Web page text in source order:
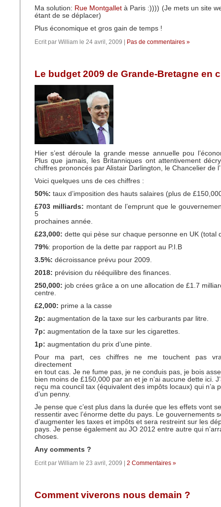
Ma solution: Rue Montgallet à Paris :)))) (Je mets un site
étant de se déplacer)
Plus économique et gros gain de temps !
Ecrit par William le 24 avril, 2009 | Pas de commentaires »
Le budget 2009 de Grande-Bretagne en
Hier s’est déroule la grande messe annuelle pou
Plus que jamais, les Britanniques ont attentivement
chiffres prononcés par Alistair Darlington, le Chancelier de
Voici quelques uns de ces chiffres :
50%: taux d’imposition des hauts salaires (plus de
£703 milliards: montant de l’emprunt que le
5
prochaines année.
£23,000: dette qui pèse sur chaque personne en UK (total
79%: proportion de la dette par rapport au P.I.B
3.5%: décroissance prévu pour 2009.
2018: prévision du rééquilibre des finances.
250,000: job crées grâce a on une allocation de £1.7
centre.
£2,000: prime a la casse
2p: augmentation de la taxe sur les carburants par litre.
7p: augmentation de la taxe sur les cigarettes.
1p: augmentation du prix d’une pinte.
Pour ma part, ces chiffres ne me touchent pas
directement
en tout cas. Je ne fume pas, je ne conduis pas, je bois
bien moins de £150,000 par an et je n’ai aucune dette ici.
reçu ma council tax (équivalent des impôts locaux) qui n’a
d’un penny.
Je pense que c’est plus dans la durée que les effets vont
ressentir avec l’énorme dette du pays. Le gouvernements
d’augmenter les taxes et impôts et sera restreint sur les
pays. Je pense également au JO 2012 entre autre qui
choses.
Any comments ?
Ecrit par William le 23 avril, 2009 | 2 Commentaires »
Comment viverons nous demain ?